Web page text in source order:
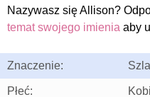
Nazywasz się Allison?
temat swojego imienia aby
Znaczenie:
Płeć: